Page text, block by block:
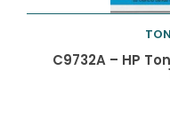
C9732A – HP